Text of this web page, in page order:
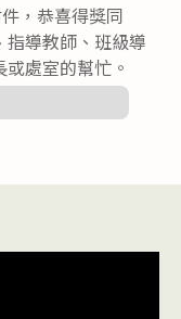
，恭喜得獎同
導教師、班級導
處室的幫忙。